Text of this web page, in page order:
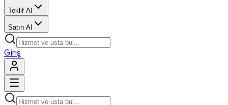
Teklif Al
Satın Al
Giriş